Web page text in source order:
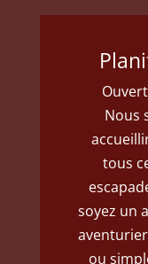
Nous
tous
soyez un
ou